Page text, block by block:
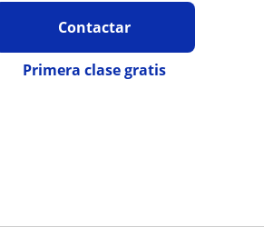
Contactar
Primera clase gratis